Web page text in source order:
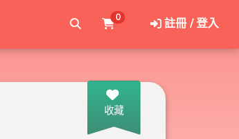
0 註冊 / 登入
收藏